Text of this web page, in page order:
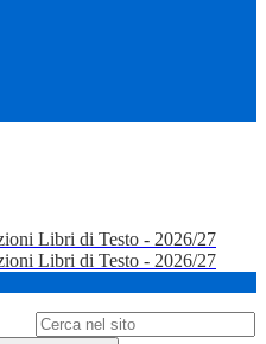
Libri di Testo - 2026/27
Libri di Testo - 2026/27